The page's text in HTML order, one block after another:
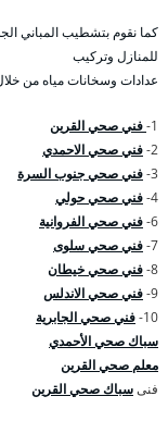
كما نقوم بتشطيب المباني
للمنازل وتركيب
عدادات وسخانات مياه من
1- فني صحي القرين
2- فني صحي الاحمدي
3- فني صحي جنوب السرة
4- فني صحي حولي
6- فني صحي الفروانية
7- فني صحي سلوى
8- فني صحي خيطان
9- فني صحي الاندلس
10- فني صحي الجابرية
سباك صحي الأحمدي
معلم صحي القرين
فنىسباك صحي القرين